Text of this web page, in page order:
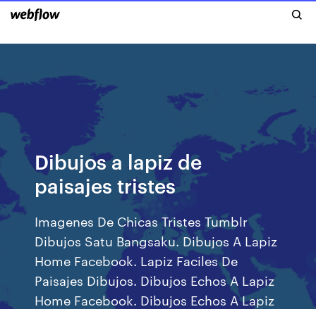
Dibujos a lapiz de
paisajes tristes
Imagenes De Chicas Tristes Tumblr
Dibujos Satu Bangsaku. Dibujos A Lapiz
Home Facebook. Lapiz Faciles De
Paisajes Dibujos. Dibujos Echos A Lapiz
Home Facebook. Dibujos Echos A Lapiz